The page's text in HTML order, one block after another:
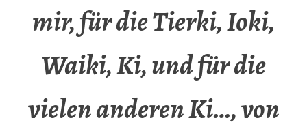
mir, für die Tierki, Ioki,
Waiki, Ki, und für die
vielen anderen Ki…, von